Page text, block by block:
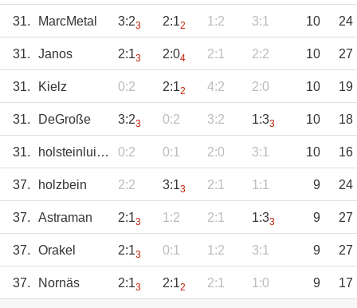
31. MarcMetal 3:23 2:12 1:2 3:1 10 24
31. Janos 2:13 2:04 2:1 2:2 10 27
31. Kielz 0:2 2:12 4:2 2:0 10 19
31. DeGroße 3:23 0:2 3:2 1:33 10 18
31. holsteinluis190 0:2 0:1 2:0 3:1 10 16
37. holzbein 2:2 3:13 2:1 1:1 9 24
37. Astraman 2:13 1:2 2:1 1:33 9 27
37. Orakel 2:13 0:1 1:2 3:1 9 27
37. Nornäs 2:13 2:12 2:1 1:0 9 17